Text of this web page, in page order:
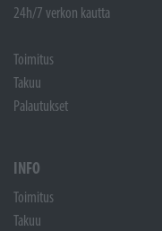
24h/7 verkon kautta
Toimitus
Takuu
Palautukset
INFO
Toimitus
Takuu